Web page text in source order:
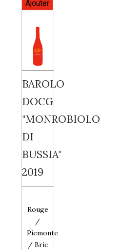
BAROLO
DOCG
"MONROBIOLO
DI
BUSSIA"
2019
Rouge
/
Piemonte
/ Bric